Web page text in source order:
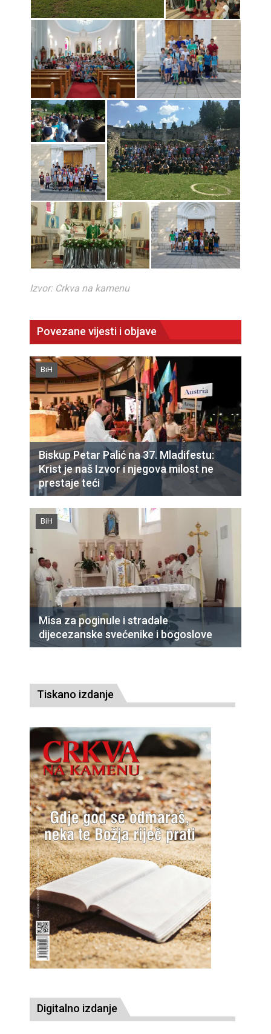
Izvor: Crkva na kamenu
Povezane vijesti i objave
BiH
Biskup Petar Palić na 37. Mladifestu:
Krist je naš Izvor i njegova milost ne
prestaje teći
BiH
Misa za poginule i stradale
dijecezanske svećenike i bogoslove
Tiskano izdanje
Digitalno izdanje